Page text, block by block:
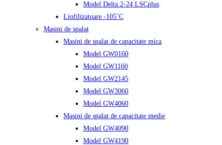
Model Delta 2-24 LSCplus
Liofilizatoare -105˚C
Masini de spalat
Masini de spalat de capacitate mica
Model GW0160
Model GW1160
Model GW2145
Model GW3060
Model GW4060
Masini de spalat de capacitate medie
Model GW4090
Model GW4190